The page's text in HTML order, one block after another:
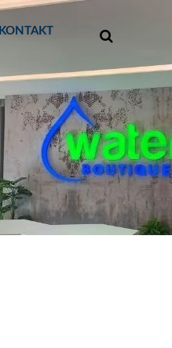
KONTAKT